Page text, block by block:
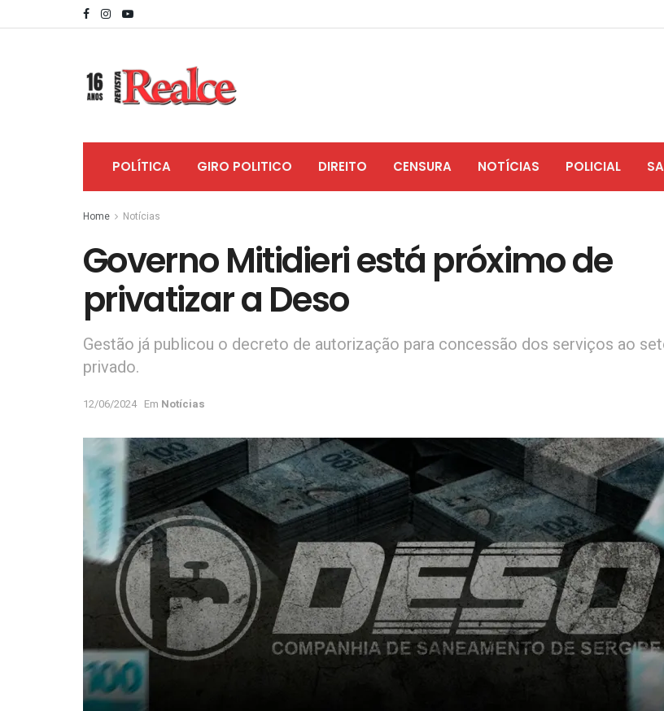
POLÍTICA GIRO POLITICO DIREITO CENSURA NOTÍCIAS POLICIAL
Home Notícias
Governo Mitidieri está próximo de
privatizar a Deso
Gestão já publicou o decreto de autorização para concessão dos serviços ao
privado.
12/06/2024 Em Notícias